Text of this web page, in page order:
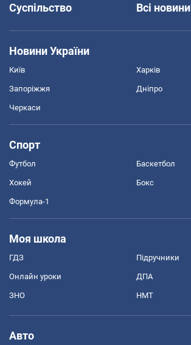
Суспільство
Всі новини
Новини України
Київ Харків
Запоріжжя Дніпро
Черкаси
Спорт
Футбол Баскетбол
Хокей Бокс
Формула-1
Моя школа
ГДЗ Підручники
Онлайн уроки ДПА
ЗНО НМТ
Авто